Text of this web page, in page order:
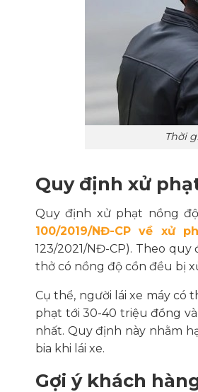
Thời
Quy định xử
Quy định xử phạt nồng
100/2019/NĐ-CP về xử
123/2021/NĐ-CP). Theo
thở có nồng độ cồn đều bị
Cụ thể, người lái xe máy có
phạt tới 30-40 triệu đồng
nhất. Quy định này nhằm
bia khi lái xe.
Gợi ý khách